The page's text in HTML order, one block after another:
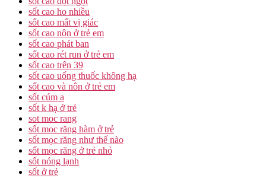
sốt cao ho nhiều
sốt cao mất vị giác
sốt cao nôn ở trẻ em
sốt cao phát ban
sốt cao rét run ở trẻ em
sốt cao trên 39
sốt cao uống thuốc không hạ
sốt cao và nôn ở trẻ em
sốt cúm a
sốt k hạ ở trẻ
sot moc rang
sốt mọc răng hàm ở trẻ
sốt mọc răng như thế nào
sốt mọc răng ở trẻ nhỏ
sốt nóng lạnh
sốt ở trẻ